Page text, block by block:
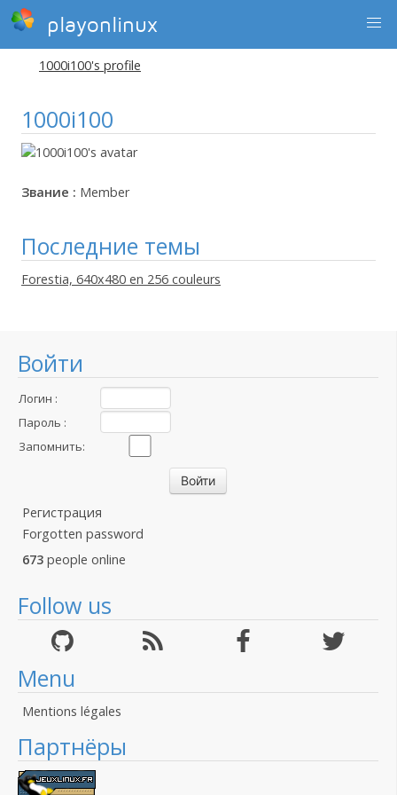
playonlinux
Войти
Логин :
Пароль :
Запомнить:
Регистрация
Forgotten password
673 people online
Follow us
Menu
Mentions légales
Партнёры
1000i100's profile
1000i100
Звание : Member
Последние темы
Forestia, 640x480 en 256 couleurs